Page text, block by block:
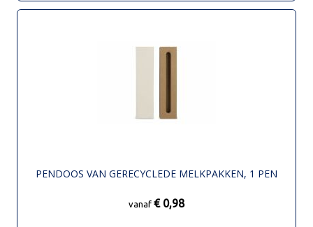
PENDOOS VAN GERECYCLEDE MELKPAKKEN, 1 PEN
vanaf € 0,98